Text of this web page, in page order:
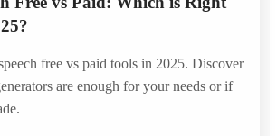
free vs paid tools in 2025. Discover
are enough for your needs or if